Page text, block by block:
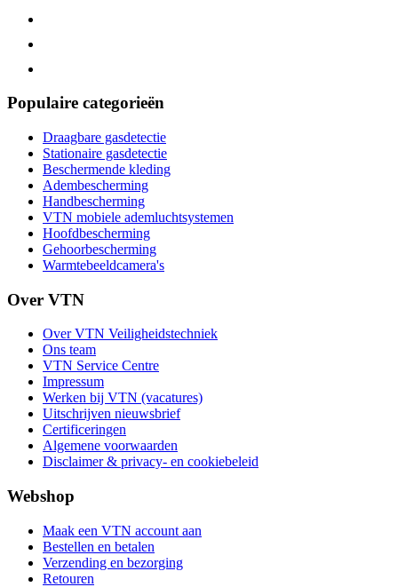
Populaire categorieën
Draagbare gasdetectie
Stationaire gasdetectie
Beschermende kleding
Adembescherming
Handbescherming
VTN mobiele ademluchtsystemen
Hoofdbescherming
Gehoorbescherming
Warmtebeeldcamera's
Over VTN
Over VTN Veiligheidstechniek
Ons team
VTN Service Centre
Impressum
Werken bij VTN (vacatures)
Uitschrijven nieuwsbrief
Certificeringen
Algemene voorwaarden
Disclaimer & privacy- en cookiebeleid
Webshop
Maak een VTN account aan
Bestellen en betalen
Verzending en bezorging
Retouren